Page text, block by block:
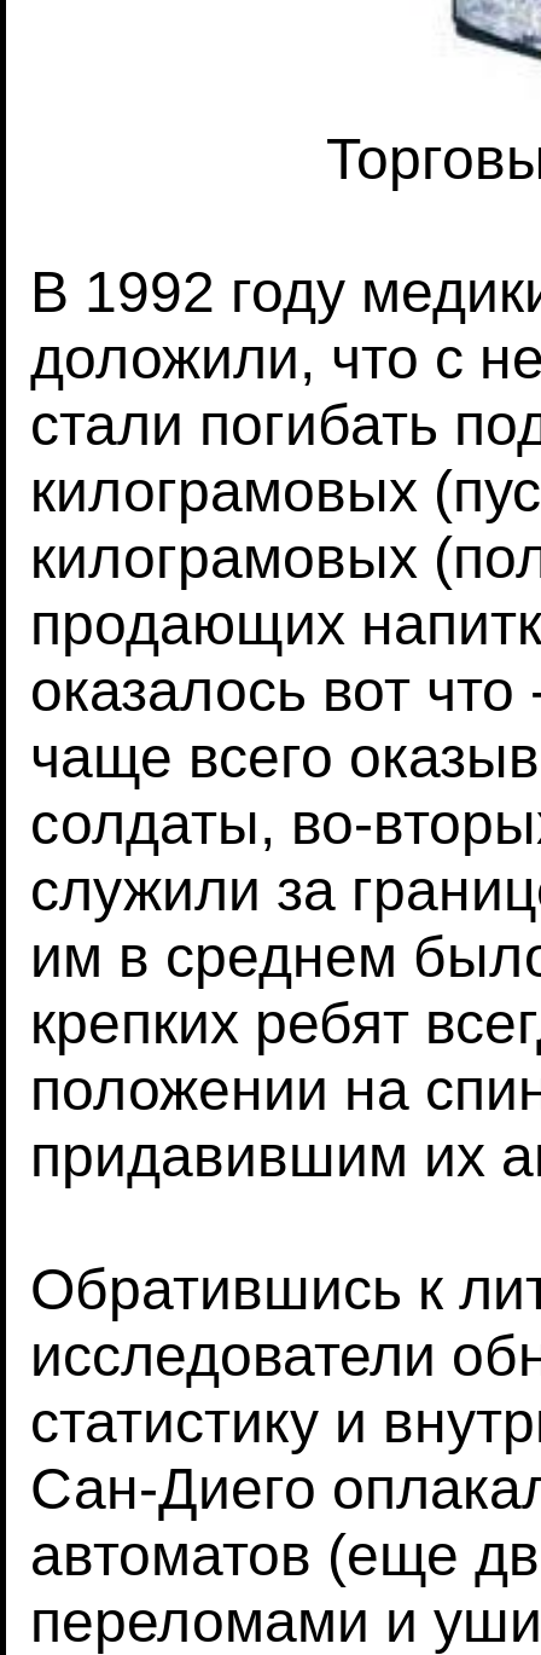
В 1992 году
доложили, что с
стали погибать
килограмовых
килограмовых
продающих
оказалось вот
чаще всего
солдаты, во-
служили за
им в среднем
крепких ребят
положении на
придавившим их
Обратившись к
исследователи
статистику и
Сан-Диего
автоматов (еще
переломами и